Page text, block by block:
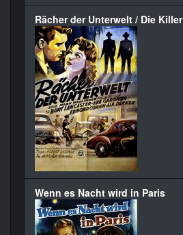
Rächer der Unterwelt / Die Killer
Wenn es Nacht wird in Paris